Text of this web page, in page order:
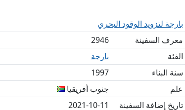
بارجة لتزويد الوقود البحري
معرف السفينة
2946
الفئة
بارجة
سنة البناء
1997
علم
جنوب أفريقيا
تاريخ إضافة السفينة
2021-10-11